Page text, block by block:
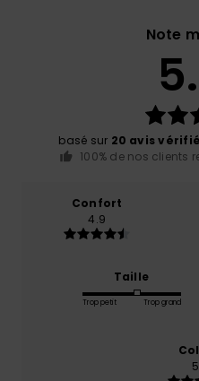
Note
basé sur 20 avis
100% de nos
Confort
4.9
Taille
Trop petit Trop grand